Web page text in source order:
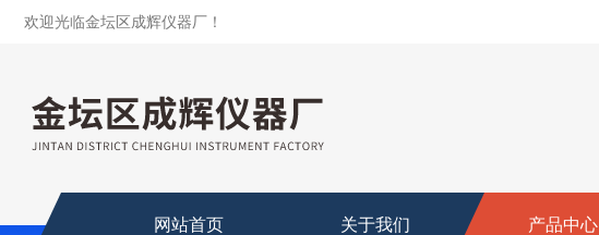
欢迎光临金坛区成辉仪器厂！
网站首页 关于我们 产品中心